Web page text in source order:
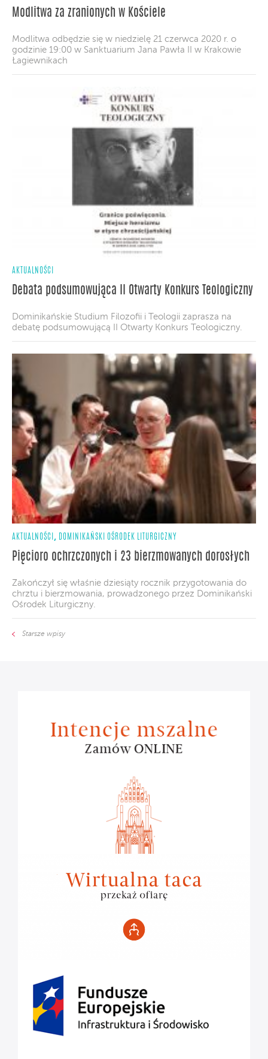
Modlitwa za zranionych w Kościele
Modlitwa odbędzie się w niedzielę 21 czerwca 2020 r. o
godzinie 19:00 w Sanktuarium Jana Pawła II w Krakowie
Łagiewnikach
AKTUALNOŚCI
Debata podsumowująca II Otwarty Konkurs Teologiczny
Dominikańskie Studium Filozofii i Teologii zaprasza na
debatę podsumowującą II Otwarty Konkurs Teologiczny.
AKTUALNOŚCI , DOMINIKAŃSKI OŚRODEK LITURGICZNY
Pięcioro ochrzczonych i 23 bierzmowanych dorosłych
Zakończył się właśnie dziesiąty rocznik przygotowania do
chrztu i bierzmowania, prowadzonego przez Dominikański
Ośrodek Liturgiczny.
Starsze wpisy